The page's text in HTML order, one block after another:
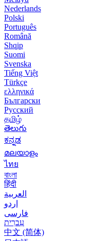
Nederlands
Polski
Português
Română
Shqip
Suomi
Svenska
Tiếng Việt
Türkçe
ελληνικά
Български
Русский
தமிழ்
తెలుగు
ಕನ್ನಡ
മലയാളം
ไทย
বাংলা
हिंदी
العربية
اردو
فارسی
עִברִית
中文 (简体)